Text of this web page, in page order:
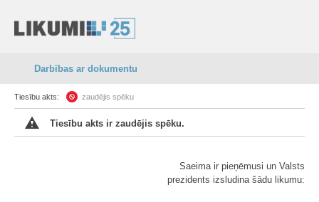
Darbības ar dokumentu
Tiesību akts: zaudējis spēku
Tiesību akts ir zaudējis spēku.
Saeima ir pieņēmusi un Valsts
prezidents izsludina šādu likumu: